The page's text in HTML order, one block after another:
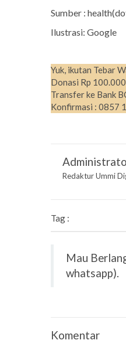
Sumber :
Ilustrasi: Google
Yuk, ikutan Tebar
Donasi Rp
Transfer ke Bank
Konfirmasi : 0857
Redaktur Ummi
Tag :
Mau
whatsapp).
Komentar